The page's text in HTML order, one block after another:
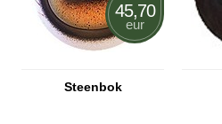
45,70
eur
Steenbok